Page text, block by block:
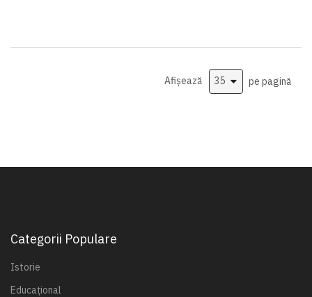
Afișează pe pagină
Categorii Populare
Istorie
Educațional